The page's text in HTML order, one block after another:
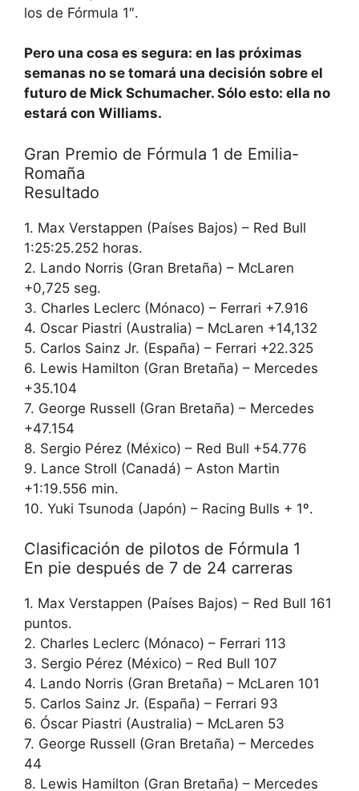
los de Fórmula 1″.
Pero una cosa es segura: en las próximas
semanas no se tomará una decisión sobre el
futuro de Mick Schumacher. Sólo esto: ella no
estará con Williams.
Gran Premio de Fórmula 1 de Emilia-
Romaña
Resultado
1. Max Verstappen (Países Bajos) – Red Bull
1:25:25.252 horas.
2. Lando Norris (Gran Bretaña) – McLaren
+0,725 seg.
3. Charles Leclerc (Mónaco) – Ferrari +7.916
4. Oscar Piastri (Australia) – McLaren +14,132
5. Carlos Sainz Jr. (España) – Ferrari +22.325
6. Lewis Hamilton (Gran Bretaña) – Mercedes
+35.104
7. George Russell (Gran Bretaña) – Mercedes
+47.154
8. Sergio Pérez (México) – Red Bull +54.776
9. Lance Stroll (Canadá) – Aston Martin
+1:19.556 min.
10. Yuki Tsunoda (Japón) – Racing Bulls + 1º.
Clasificación de pilotos de Fórmula 1
En pie después de 7 de 24 carreras
1. Max Verstappen (Países Bajos) – Red Bull 161
puntos.
2. Charles Leclerc (Mónaco) – Ferrari 113
3. Sergio Pérez (México) – Red Bull 107
4. Lando Norris (Gran Bretaña) – McLaren 101
5. Carlos Sainz Jr. (España) – Ferrari 93
6. Óscar Piastri (Australia) – McLaren 53
7. George Russell (Gran Bretaña) – Mercedes
44
8. Lewis Hamilton (Gran Bretaña) – Mercedes